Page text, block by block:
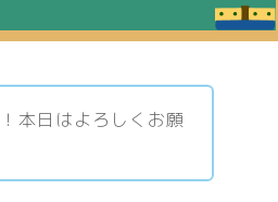
本日はよろしくお願